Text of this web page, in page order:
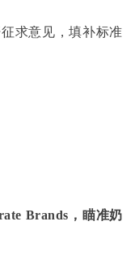
求意见，填补标准
Brands，瞄准奶